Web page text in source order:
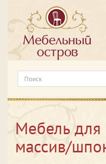
Мебель для
массив/